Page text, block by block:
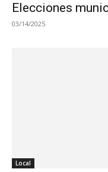
Elecciones
03/14/2025
Local